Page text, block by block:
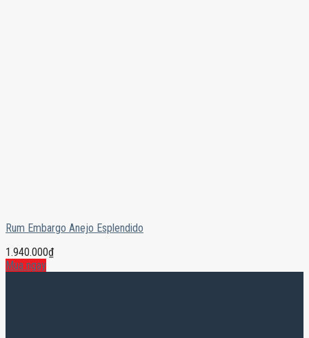
Rum Embargo Anejo Esplendido
1.940.000₫
Mua ngay